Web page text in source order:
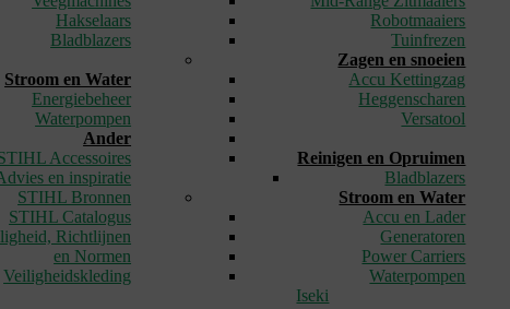
Hakselaars
Bladblazers
Stroom en Water
Energiebeheer
Waterpompen
Ander
Accessoires
en inspiratie
STIHL Bronnen
STIHL Catalogus
Richtlijnen
en Normen
Veiligheidskleding
Robotmaaiers
Tuinfrezen
Zagen en snoeien
Accu Kettingzag
Heggenscharen
Versatool
Reinigen en Opruimen
Bladblazers
Stroom en Water
Accu en Lader
Generatoren
Power Carriers
Waterpompen
Iseki